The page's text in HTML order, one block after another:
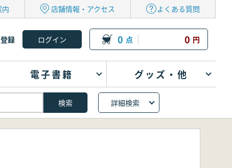
内 店舗情報・アクセス よくある質問
録 0 点 0 円
電子書籍 グッズ・他
詳細検索